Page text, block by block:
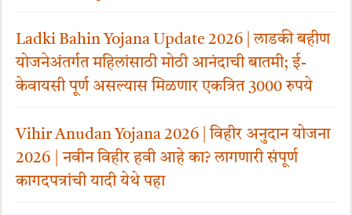
Ladki Bahin Yojana Update 2026 | लाडकी बहीण
योजनेअंतर्गत महिलांसाठी मोठी आनंदाची बातमी; ई-
केवायसी पूर्ण असल्यास मिळणार एकत्रित 3000 रुपये
Vihir Anudan Yojana 2026 | विहीर अनुदान योजना
2026 | नवीन विहीर हवी आहे का? लागणारी संपूर्ण
कागदपत्रांची यादी येथे पहा